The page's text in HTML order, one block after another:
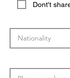
Dont't